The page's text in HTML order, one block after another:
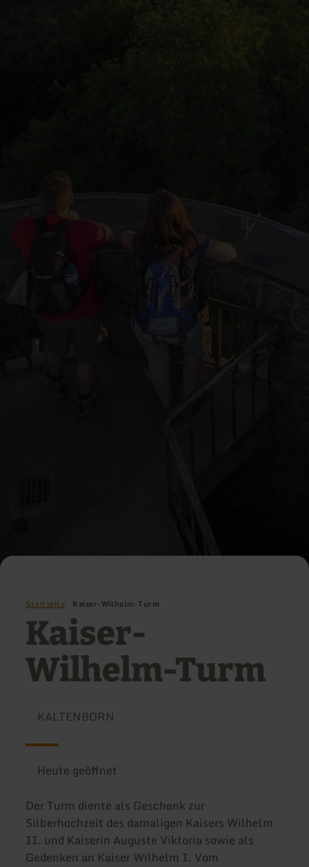
Startseite Kaiser-Wilhelm-Turm
Kaiser-
Wilhelm-Turm
KALTENBORN
Heute geöffnet
Der Turm diente als Geschenk zur
Silberhochzeit des damaligen Kaisers Wilhelm
II. und Kaiserin Auguste Viktoria sowie als
Gedenken an Kaiser Wilhelm I. Vom